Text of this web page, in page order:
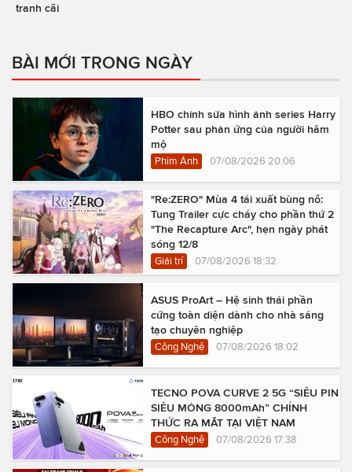
tranh cãi
BÀI MỚI TRONG NGÀY
HBO chỉnh sửa hình ảnh series Harry
Potter sau phản ứng của người hâm
mộ
Phim Ảnh 07/08/2026 20:06
"Re:ZERO" Mùa 4 tái xuất bùng nổ:
Tung Trailer cực cháy cho phần thứ 2
"The Recapture Arc", hẹn ngày phát
sóng 12/8
Giải trí 07/08/2026 18:32
ASUS ProArt – Hệ sinh thái phần
cứng toàn diện dành cho nhà sáng
tạo chuyên nghiệp
Công Nghệ 07/08/2026 18:02
TECNO POVA CURVE 2 5G “SIÊU PIN
SIÊU MỎNG 8000mAh” CHÍNH
THỨC RA MẮT TẠI VIỆT NAM
Công Nghệ 07/08/2026 17:38